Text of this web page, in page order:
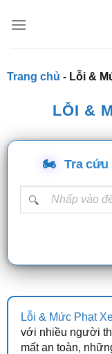
Trang chủ - Lỗi &
LỖI &
🏍️ Tra cứu
Nhập từ khóa lỗi vi
🔍
Lỗi & Mức Phạt
với nhiều người
mất an toàn,